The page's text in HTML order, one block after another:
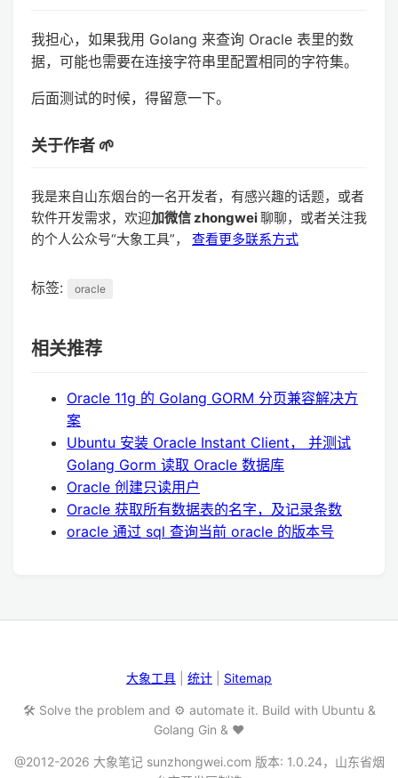
我担心，如果我用 Golang 来查询 Oracle 表里的数
据，可能也需要在连接字符串里配置相同的字符集。
后面测试的时候，得留意一下。
关于作者 🌱
我是来自山东烟台的一名开发者，有感兴趣的话题，或者
软件开发需求，欢迎加微信 zhongwei聊聊，或者关注我
的个人公众号“大象工具”， 查看更多联系方式
标签: oracle
相关推荐
Oracle 11g 的 Golang GORM 分页兼容解决方
案
Ubuntu 安装 Oracle Instant Client， 并测试
Golang Gorm 读取 Oracle 数据库
Oracle 创建只读用户
Oracle 获取所有数据表的名字，及记录条数
oracle 通过 sql 查询当前 oracle 的版本号
大象工具 统计 Sitemap
🛠️ Solve the problem and ⚙️ automate it. Build with Ubuntu &
Golang Gin & ❤️
@2012-2026 大象笔记 sunzhongwei.com 版本: 1.0.24，山东省烟